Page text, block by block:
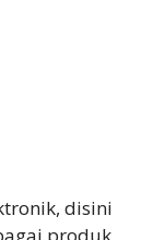
disini
produk